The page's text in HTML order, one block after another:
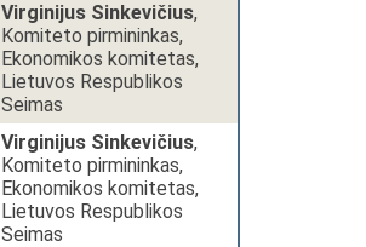
Virginijus Sinkevičius,
Komiteto pirmininkas,
Ekonomikos komitetas,
Lietuvos Respublikos
Seimas
Virginijus Sinkevičius,
Komiteto pirmininkas,
Ekonomikos komitetas,
Lietuvos Respublikos
Seimas